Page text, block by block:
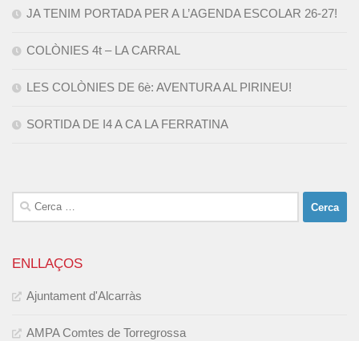
JA TENIM PORTADA PER A L’AGENDA ESCOLAR 26-27!
COLÒNIES 4t – LA CARRAL
LES COLÒNIES DE 6è: AVENTURA AL PIRINEU!
SORTIDA DE I4 A CA LA FERRATINA
Cerca:
ENLLAÇOS
Ajuntament d'Alcarràs
AMPA Comtes de Torregrossa